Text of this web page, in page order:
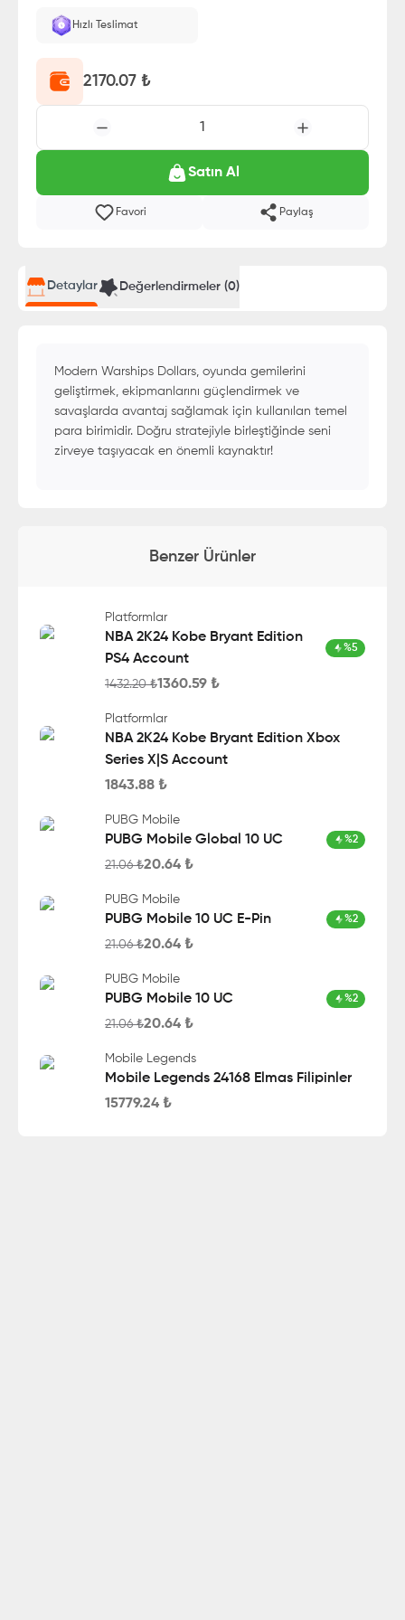
Hızlı Teslimat
2170.07 ₺
1
Satın Al
Favori Paylaş
Detaylar Değerlendirmeler (0)
Modern Warships Dollars, oyunda gemilerini
geliştirmek, ekipmanlarını güçlendirmek ve
savaşlarda avantaj sağlamak için kullanılan temel
para birimidir. Doğru stratejiyle birleştiğinde seni
zirveye taşıyacak en önemli kaynaktır!
Benzer Ürünler
Platformlar
NBA 2K24 Kobe Bryant Edition
PS4 Account
%5
1432.20₺1360.59 ₺
Platformlar
NBA 2K24 Kobe Bryant Edition Xbox
Series X|S Account
1843.88 ₺
PUBG Mobile
PUBG Mobile Global 10 UC %2
21.06₺20.64 ₺
PUBG Mobile
PUBG Mobile 10 UC E-Pin %2
21.06₺20.64 ₺
PUBG Mobile
PUBG Mobile 10 UC %2
21.06₺20.64 ₺
Mobile Legends
Mobile Legends 24168 Elmas Filipinler
15779.24 ₺